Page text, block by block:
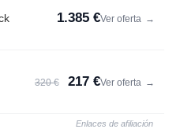
1.385 €Ver oferta →
320 € 217 €Ver oferta →
Enlaces de afiliación